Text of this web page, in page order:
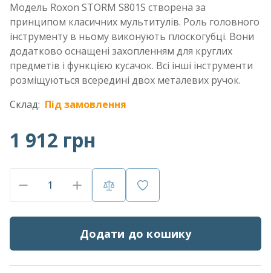
Модель Roxon STORM S801S створена за
принципом класичних мультитулів. Роль головного
інструменту в ньому виконують плоскогубці. Вони
додатково оснащені захопленням для круглих
предметів і функцією кусачок. Всі інші інструменти
розміщуються всередині двох металевих ручок.
Склад: Під замовлення
1 912 грн
Додати до кошику